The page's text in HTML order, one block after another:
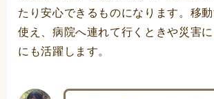
たり安心できるものになります。移
使え、病院へ連れて行くときや災害
にも活躍します。